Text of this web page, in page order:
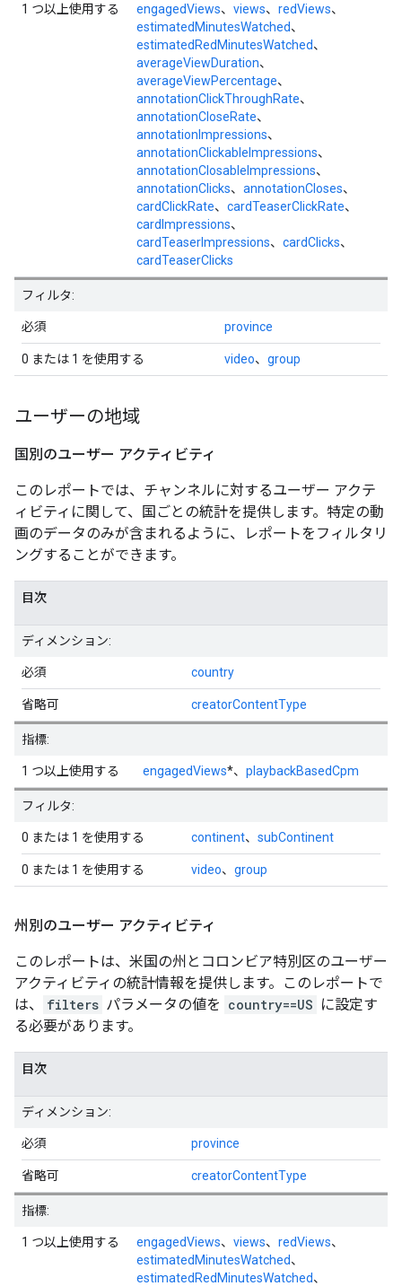
1 つ以上使用する engagedViews、 views、 redViews、
estimatedMinutesWatched、
estimatedRedMinutesWatched、
averageViewDuration、
averageViewPercentage、
annotationClickThroughRate、
annotationCloseRate、
annotationImpressions、
annotationClickableImpressions、
annotationClosableImpressions、
annotationClicks、 annotationCloses、
cardClickRate、 cardTeaserClickRate、
cardImpressions、
cardTeaserImpressions、 cardClicks、
cardTeaserClicks
フィルタ:
必須 province
0 または 1 を使用する video、 group
ユーザーの地域
国別のユーザー アクティビティ
このレポートでは、チャンネルに対するユーザー アクテ
ィビティに関して、国ごとの統計を提供します。特定の動
画のデータのみが含まれるように、レポートをフィルタリ
ングすることができます。
目次
ディメンション:
必須 country
省略可 creatorContentType
指標:
1 つ以上使用する engagedViews*、 playbackBasedCpm
フィルタ:
0 または 1 を使用する continent、 subContinent
0 または 1 を使用する video、 group
州別のユーザー アクティビティ
このレポートは、米国の州とコロンビア特別区のユーザー
アクティビティの統計情報を提供します。このレポートで
は、
filters パラメータの値を country==US に設定す
る必要があります。
目次
ディメンション:
必須 province
省略可 creatorContentType
指標:
1 つ以上使用する engagedViews、 views、 redViews、
estimatedMinutesWatched、
estimatedRedMinutesWatched、